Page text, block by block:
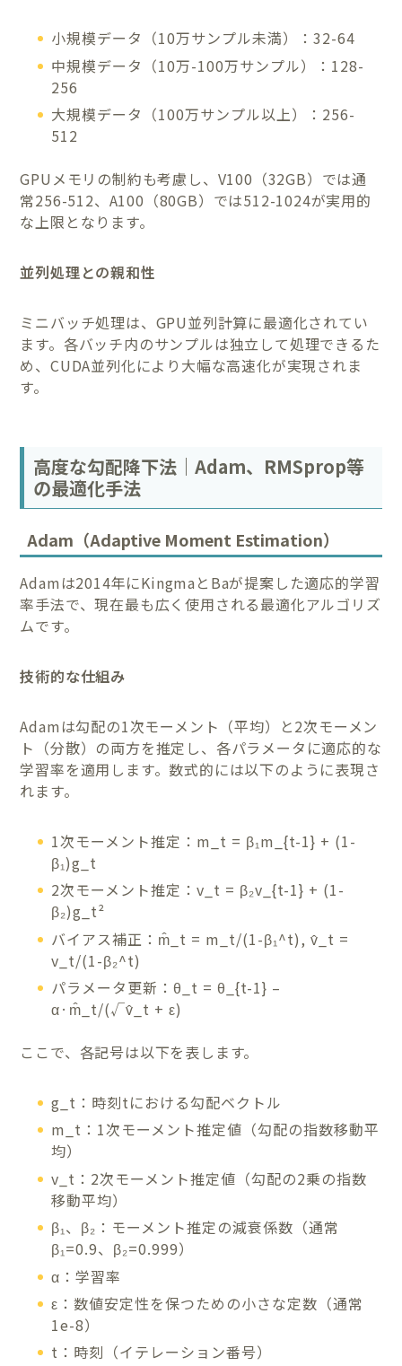
小規模データ（10万サンプル未満）：32-64
中規模データ（10万-100万サンプル）：128-
256
大規模データ（100万サンプル以上）：256-
512
GPUメモリの制約も考慮し、V100（32GB）では通
常256-512、A100（80GB）では512-1024が実用的
な上限となります。
並列処理との親和性
ミニバッチ処理は、GPU並列計算に最適化されてい
ます。各バッチ内のサンプルは独立して処理できるた
め、CUDA並列化により大幅な高速化が実現されま
す。
高度な勾配降下法｜Adam、RMSprop等
の最適化手法
Adam（Adaptive Moment Estimation）
Adamは2014年にKingmaとBaが提案した適応的学習
率手法で、現在最も広く使用される最適化アルゴリズ
ムです。
技術的な仕組み
Adamは勾配の1次モーメント（平均）と2次モーメン
ト（分散）の両方を推定し、各パラメータに適応的な
学習率を適用します。数式的には以下のように表現さ
れます。
1次モーメント推定：m_t = β₁m_{t-1} + (1-
β₁)g_t
2次モーメント推定：v_t = β₂v_{t-1} + (1-
β₂)g_t²
バイアス補正：m̂_t = m_t/(1-β₁^t), v̂_t =
v_t/(1-β₂^t)
パラメータ更新：θ_t = θ_{t-1} –
α·m̂_t/(√v̂_t + ε)
ここで、各記号は以下を表します。
g_t：時刻tにおける勾配ベクトル
m_t：1次モーメント推定値（勾配の指数移動平
均）
v_t：2次モーメント推定値（勾配の2乗の指数
移動平均）
β₁、β₂：モーメント推定の減衰係数（通常
β₁=0.9、β₂=0.999）
α：学習率
ε：数値安定性を保つための小さな定数（通常
1e-8）
t：時刻（イテレーション番号）